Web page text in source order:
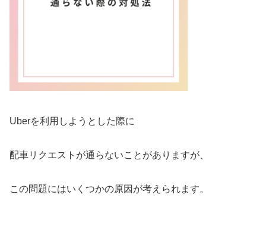
Uberを利用しようとした際に
配車リクエストが通らないことがありますが、
この問題にはいくつかの原因が考えられます。